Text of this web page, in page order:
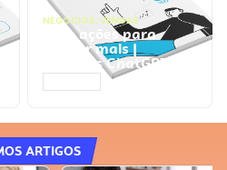
NEGÓCIOS, VENDAS
Faça ações para
vender mais |
Prompts ChatGPT
ARTIGOS